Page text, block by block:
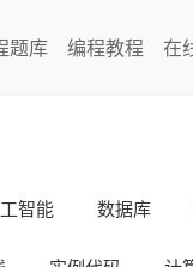
题库 编程教程 在
智能 数据库